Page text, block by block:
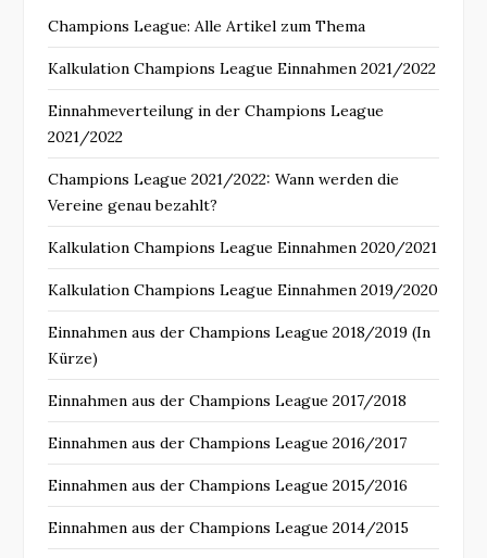
Champions League: Alle Artikel zum Thema
Kalkulation Champions League Einnahmen 2021/2022
Einnahmeverteilung in der Champions League
2021/2022
Champions League 2021/2022: Wann werden die
Vereine genau bezahlt?
Kalkulation Champions League Einnahmen 2020/2021
Kalkulation Champions League Einnahmen 2019/2020
Einnahmen aus der Champions League 2018/2019 (In
Kürze)
Einnahmen aus der Champions League 2017/2018
Einnahmen aus der Champions League 2016/2017
Einnahmen aus der Champions League 2015/2016
Einnahmen aus der Champions League 2014/2015